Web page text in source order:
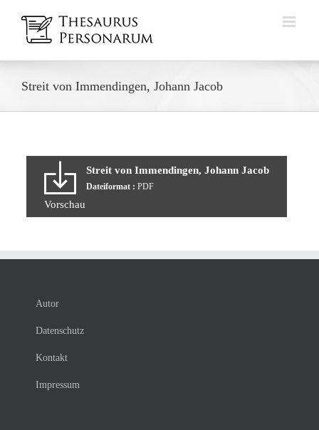
Inhalt
springen
Streit von Immendingen, Johann Jacob
Streit von Immendingen, Johann Jacob
Dateiformat : PDF
Vorschau
Autor
Datenschutz
Kontakt
Impressum